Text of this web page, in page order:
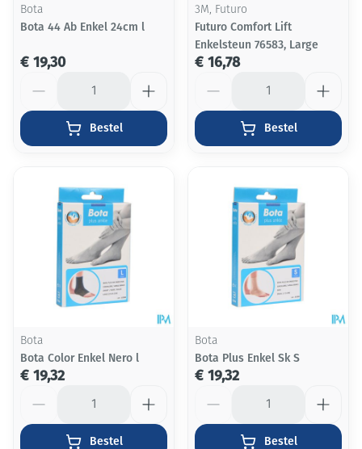
Bota
Bota 44 Ab Enkel 24cm l
€ 19,30
Bestel
3M, Futuro
Futuro Comfort Lift
Enkelsteun 76583, Large
€ 16,78
Bestel
Bota
Bota Color Enkel Nero l
€ 19,32
Bestel
Bota
Bota Plus Enkel Sk S
€ 19,32
Bestel